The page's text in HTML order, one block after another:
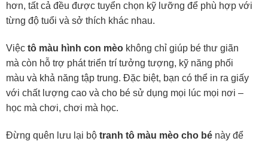
hơn, tất cả đều được tuyển chọn kỹ lưỡng để phù hợp với
từng độ tuổi và sở thích khác nhau.
Việc tô màu hình con mèo không chỉ giúp bé thư giãn
mà còn hỗ trợ phát triển trí tưởng tượng, kỹ năng phối
màu và khả năng tập trung. Đặc biệt, bạn có thể in ra giấy
với chất lượng cao và cho bé sử dụng mọi lúc mọi nơi –
học mà chơi, chơi mà học.
Đừng quên lưu lại bộ tranh tô màu mèo cho bé này để